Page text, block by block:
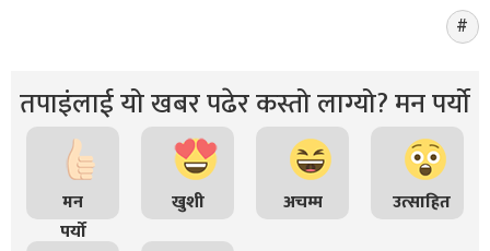
तपाइंलाई यो खबर पढेर कस्तो लाग्यो? मन पर्यो
मन
पर्यो
खुशी अचम्म उत्साहित